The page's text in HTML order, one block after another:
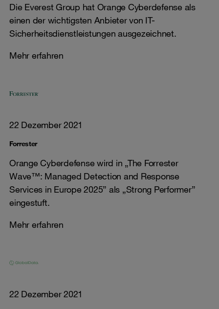
Die Everest Group hat Orange Cyberdefense als
einen der wichtigsten Anbieter von IT-
Sicherheitsdienstleistungen ausgezeichnet.
Mehr erfahren
22 Dezember 2021
Forrester
Orange Cyberdefense wird in „The Forrester
Wave™: Managed Detection and Response
Services in Europe 2025” als „Strong Performer”
eingestuft.
Mehr erfahren
22 Dezember 2021